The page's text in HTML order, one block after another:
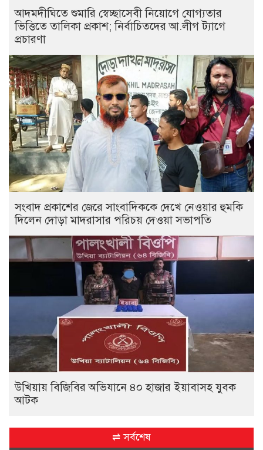
আদমদীঘিতে শুমারি স্বেচ্ছাসেবী নিয়োগে যোগ্যতার
ভিত্তিতে তালিকা প্রকাশ; নির্বাচিতদের আ.লীগ ট্যাগে
প্রচারণা
সংবাদ প্রকাশের জেরে সাংবাদিককে দেখে নেওয়ার হুমকি
দিলেন দোড়া মাদরাসার পরিচয় দেওয়া সভাপতি
উখিয়ায় বিজিবির অভিযানে ৪০ হাজার ইয়াবাসহ যুবক
আটক
⇌ সর্বশেষ